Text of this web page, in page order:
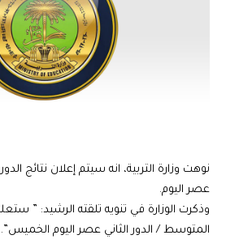
نوهت وزارة التربية، انه سيتم إعلان نتائج
عصر اليوم.
وذكرت الوزارة في تنويه تلقته الرشيد: ” ستعلن
المتوسط / الدور الثاني عصر اليوم الخميس”.